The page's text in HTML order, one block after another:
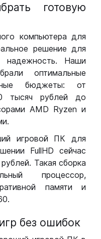
готовую
компьютера для
решение для
Наши
оптимальные
бюджеты: от
тысяч рублей до
AMD Ryzen и
игровой ПК для
FullHD сейчас
Такая сборка
процессор,
памяти и
без ошибок